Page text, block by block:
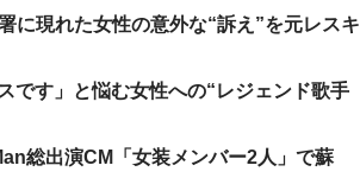
に現れた女性の意外な“訴え”を元レスキ
す」と悩む女性への“レジェンド歌手
総出演CM「女装メンバー2人」で蘇